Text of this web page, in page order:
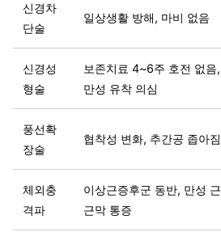
신경차
단술
일상생활 방해, 마비 없음
신경성
형술
보존치료 4~6주 호전 없음,
만성 유착 의심
풍선확
장술
협착성 변화, 추간공 좁아짐
체외충
격파
이상근증후군 동반, 만성 근
근막 통증